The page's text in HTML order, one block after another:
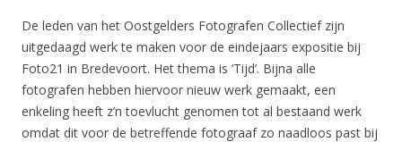
De leden van het Oostgelders Fotografen Collectief zijn
uitgedaagd werk te maken voor de eindejaars expositie bij
Foto21 in Bredevoort. Het thema is ‘Tijd’. Bijna alle
fotografen hebben hiervoor nieuw werk gemaakt, een
enkeling heeft z’n toevlucht genomen tot al bestaand werk
omdat dit voor de betreffende fotograaf zo naadloos past bij